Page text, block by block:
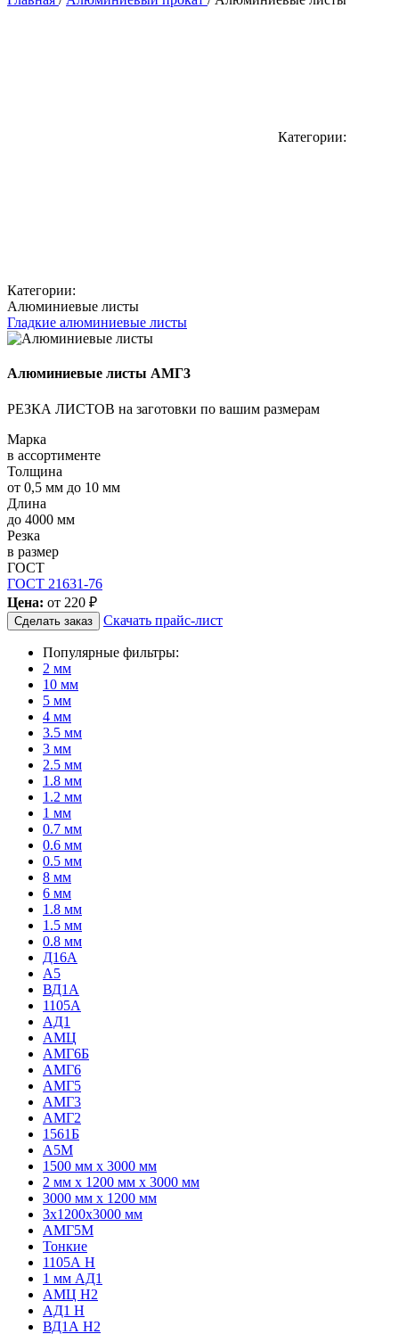
Категории:
Категории:
Алюминиевые листы
Гладкие алюминиевые листы
Алюминиевые листы АМГ3
РЕЗКА ЛИСТОВ на заготовки по вашим размерам
Марка
в ассортименте
Толщина
от 0,5 мм до 10 мм
Длина
до 4000 мм
Резка
в размер
ГОСТ
ГОСТ 21631-76
Цена: от 220 ₽
Сделать заказ Скачать прайс-лист
Популярные фильтры:
2 мм
10 мм
5 мм
4 мм
3.5 мм
3 мм
2.5 мм
1.8 мм
1.2 мм
1 мм
0.7 мм
0.6 мм
0.5 мм
8 мм
6 мм
1.8 мм
1.5 мм
0.8 мм
Д16А
А5
ВД1А
1105А
АД1
АМЦ
АМГ6Б
АМГ6
АМГ5
АМГ3
АМГ2
1561Б
А5М
1500 мм х 3000 мм
2 мм х 1200 мм х 3000 мм
3000 мм х 1200 мм
3х1200х3000 мм
АМГ5М
Тонкие
1105А Н
1 мм АД1
АМЦ Н2
АД1 Н
ВД1А H2